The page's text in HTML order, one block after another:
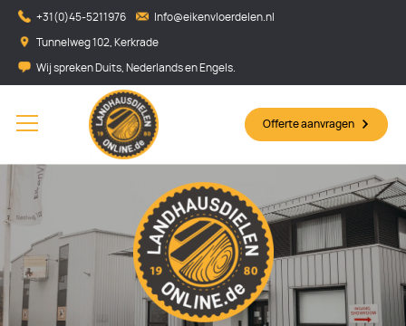
+31(0)45-5211976 Info@eikenvloerdelen.nl
Tunnelweg 102, Kerkrade
Wij spreken Duits, Nederlands en Engels.
Offerte aanvragen